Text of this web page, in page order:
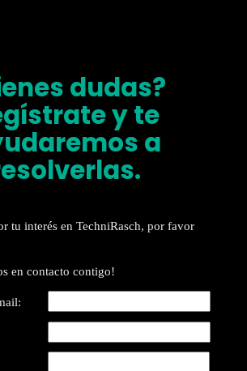
dudas?
y te
a
tu interés en TechniRasch, por favor
en contacto contigo!